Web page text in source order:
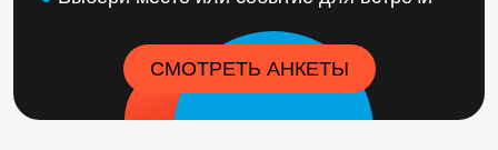
СМОТРЕТЬ АНКЕТЫ